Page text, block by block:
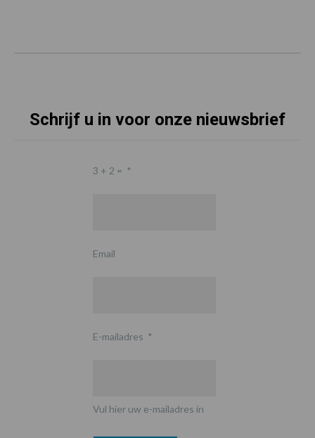
Schrijf u in voor onze nieuwsbrief
3 + 2 = *
Email
E-mailadres *
Vul hier uw e-mailadres in